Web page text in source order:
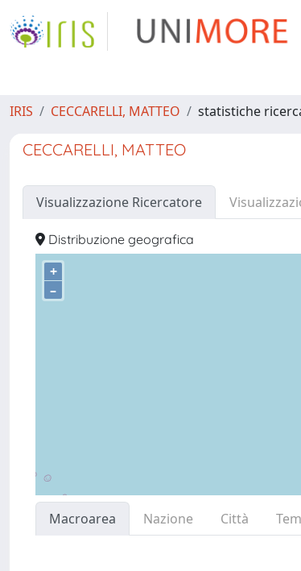
IRIS CECCARELLI, MATTEO statistiche
CECCARELLI, MATTEO
Visualizzazione Ricercatore
Distribuzione geografica
+
–
Macroarea Nazione Città